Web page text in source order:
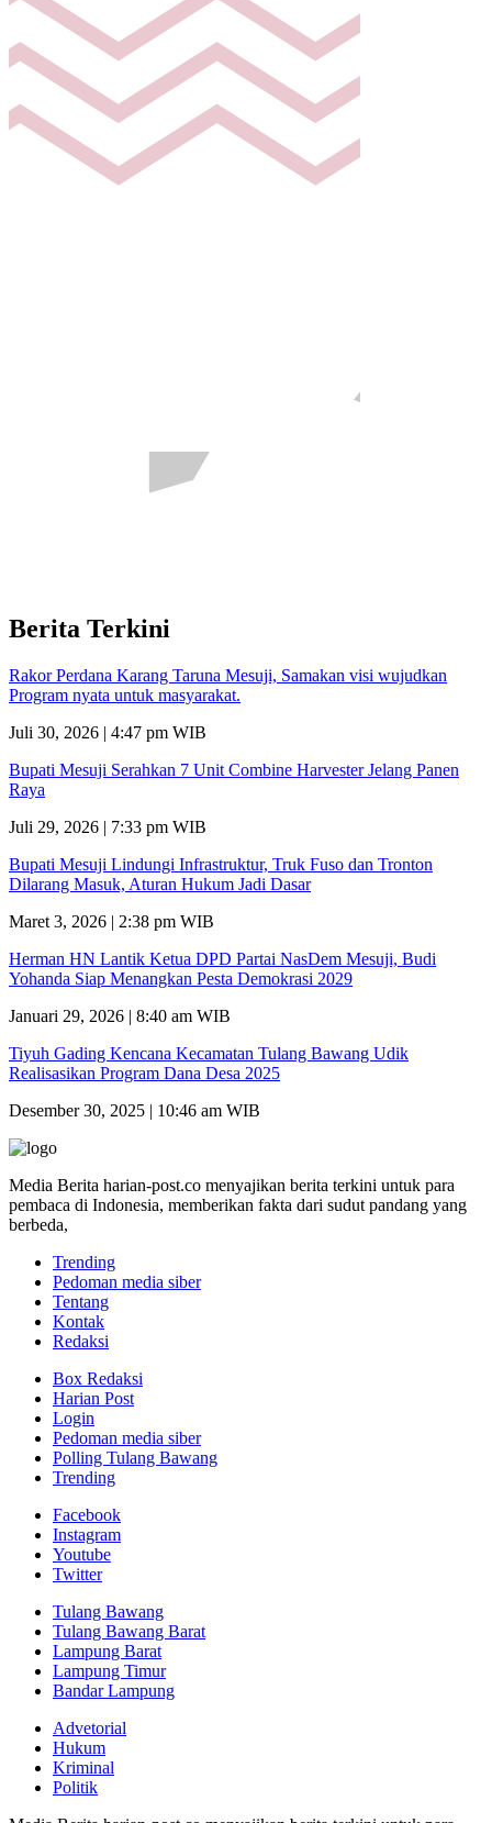
Berita Terkini
Rakor Perdana Karang Taruna Mesuji, Samakan visi wujudkan
Program nyata untuk masyarakat.
Juli 30, 2026 | 4:47 pm WIB
Bupati Mesuji Serahkan 7 Unit Combine Harvester Jelang Panen
Raya
Juli 29, 2026 | 7:33 pm WIB
Bupati Mesuji Lindungi Infrastruktur, Truk Fuso dan Tronton
Dilarang Masuk, Aturan Hukum Jadi Dasar
Maret 3, 2026 | 2:38 pm WIB
Herman HN Lantik Ketua DPD Partai NasDem Mesuji, Budi
Yohanda Siap Menangkan Pesta Demokrasi 2029
Januari 29, 2026 | 8:40 am WIB
Tiyuh Gading Kencana Kecamatan Tulang Bawang Udik
Realisasikan Program Dana Desa 2025
Desember 30, 2025 | 10:46 am WIB
Media Berita harian-post.co menyajikan berita terkini untuk para
pembaca di Indonesia, memberikan fakta dari sudut pandang yang
berbeda,
Trending
Pedoman media siber
Tentang
Kontak
Redaksi
Box Redaksi
Harian Post
Login
Pedoman media siber
Polling Tulang Bawang
Trending
Facebook
Instagram
Youtube
Twitter
Tulang Bawang
Tulang Bawang Barat
Lampung Barat
Lampung Timur
Bandar Lampung
Advetorial
Hukum
Kriminal
Politik